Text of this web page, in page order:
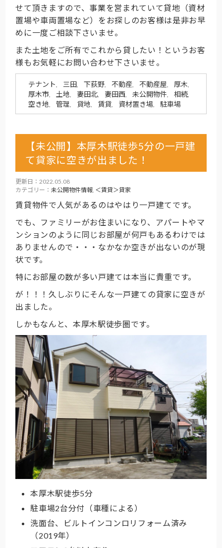
せて頂きますので、事業を営まれていて貸地（資材
置場や車両置場など）をお探しのお客様は是非お早
めに一度ご相談下さいませ。
また土地をご所有でこれから貸したい！というお客
様もお気軽にお問い合わせ下さいませ。
テナント 三田 下荻野 不動産 不動産屋 厚木
厚木市 土地 妻田北 妻田西 未公開物件 相続
空き地 管理 貸地 賃貸 資材置き場 駐車場
【未公開】本厚木駅徒歩5分の一戸建
て貸家に空きが出ました！
更新日：2022.05.08
カテゴリー：未公開物件情報, ＜賃貸＞貸家
賃貸物件で人気があるのはやはり一戸建てです。
でも、ファミリーがお住まいになり、アパートやマ
ンションのように同じお部屋が何戸もあるわけでは
ありませんので・・・なかなか空きが出ないのが現
状です。
特にお部屋の数が多い戸建ては本当に貴重です。
が！！！久しぶりにそんな一戸建ての貸家に空きが
出ました。
しかもなんと、本厚木駅徒歩圏です。
本厚木駅徒歩5分
駐車場2台分付（車種による）
洗面台、ビルトインコンロリフォーム済み
（2019年）